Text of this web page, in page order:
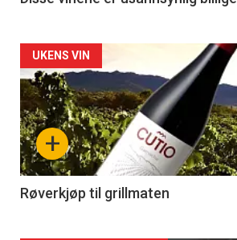
Forsiden
akkurat
nå
-
4
+
UKENS VIN
Røverkjøp til grillmaten